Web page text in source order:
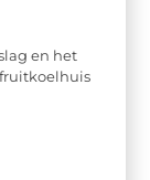
en het